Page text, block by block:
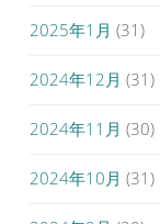
2025年1月 (31)
2024年12月 (31)
2024年11月 (30)
2024年10月 (31)